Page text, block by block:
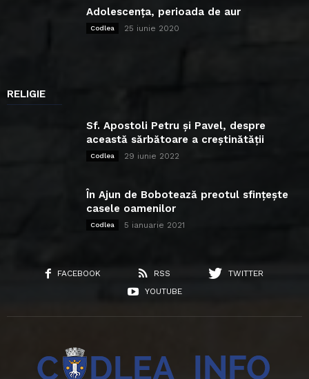
Adolescența, perioada de aur
Codlea 25 iunie 2020
RELIGIE
Sf. Apostoli Petru și Pavel, despre
această sărbătoare a creștinătății
Codlea 29 iunie 2022
În Ajun de Bobotează preotul sfințește
casele oamenilor
Codlea 5 ianuarie 2021
FACEBOOK RSS
TWITTER
YOUTUBE